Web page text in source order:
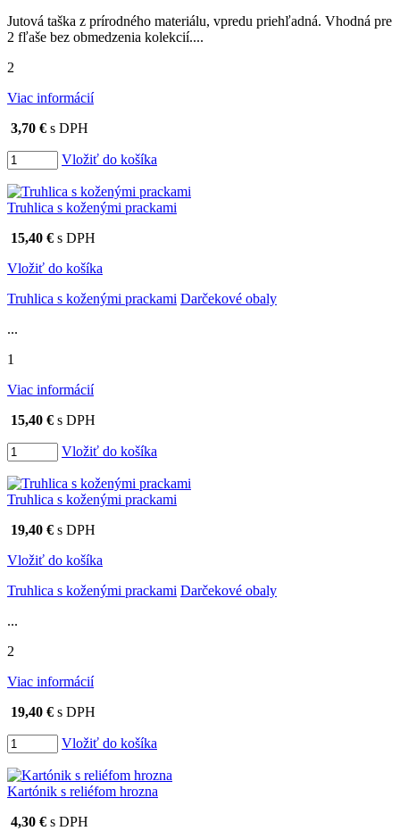
Jutová taška z prírodného materiálu, vpredu priehľadná. Vhodná pre
2 fľaše bez obmedzenia kolekcií....
2
Viac informácií
3,70 € s DPH
Vložiť do košíka
Truhlica s koženými prackami
15,40 € s DPH
Vložiť do košíka
Truhlica s koženými prackami Darčekové obaly
...
1
Viac informácií
15,40 € s DPH
Vložiť do košíka
Truhlica s koženými prackami
19,40 € s DPH
Vložiť do košíka
Truhlica s koženými prackami Darčekové obaly
...
2
Viac informácií
19,40 € s DPH
Vložiť do košíka
Kartónik s reliéfom hrozna
4,30 € s DPH